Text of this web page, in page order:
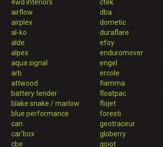
4wd interiors
airflow
airplex
al-ko
alde
alpex
aqua signal
arb
attwood
battery tender
blake snake / marlow
blue performance
can
car'box
cbe
ctek
dba
dometic
duraflare
efoy
enduromover
engel
ercole
fiamma
floatpac
flojet
foresti
geotraceur
globerry
goiot